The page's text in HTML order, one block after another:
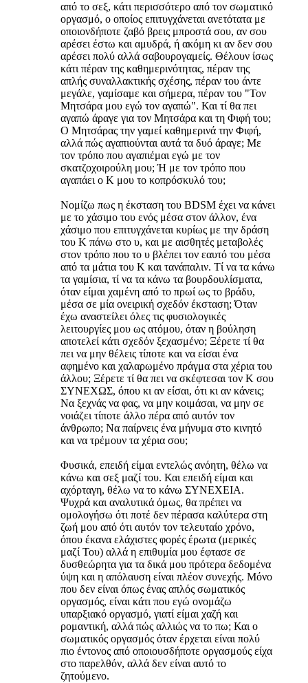
από το σεξ, κάτι περισσότερο από τον σωματικό
οργασμό, ο οποίος επιτυγχάνεται ανετότατα με
οποιονδήποτε ζαβό βρεις μπροστά σου, αν σου
αρέσει έστω και αμυδρά, ή ακόμη κι αν δεν σου
αρέσει πολύ αλλά σαβουρογαμείς. Θέλουν ίσως
κάτι πέραν της καθημερινότητας, πέραν της
απλής συναλλακτικής σχέσης, πέραν του άντε
μεγάλε, γαμίσαμε και σήμερα, πέραν του "Τον
Μητσάρα μου εγώ τον αγαπώ". Και τί θα πει
αγαπώ άραγε για τον Μητσάρα και τη Φιφή του;
Ο Μητσάρας την γαμεί καθημερινά την Φιφή,
αλλά πώς αγαπιούνται αυτά τα δυό άραγε; Με
τον τρόπο που αγαπιέμαι εγώ με τον
σκατζοχοιρούλη μου; Ή με τον τρόπο που
αγαπάει ο Κ μου το κοπρόσκυλό του;
Νομίζω πως η έκσταση του BDSM έχει να κάνει
με το χάσιμο του ενός μέσα στον άλλον, ένα
χάσιμο που επιτυγχάνεται κυρίως με την δράση
του Κ πάνω στο υ, και με αισθητές μεταβολές
στον τρόπο που το υ βλέπει τον εαυτό του μέσα
από τα μάτια του Κ και τανάπαλιν. Τί να τα κάνω
τα γαμίσια, τί να τα κάνω τα βουρδουλίσματα,
όταν είμαι χαμένη από το πρωί ως το βράδυ,
μέσα σε μία ονειρική σχεδόν έκσταση; Όταν
έχω αναστείλει όλες τις φυσιολογικές
λειτουργίες μου ως ατόμου, όταν η βούληση
αποτελεί κάτι σχεδόν ξεχασμένο; Ξέρετε τί θα
πει να μην θέλεις τίποτε και να είσαι ένα
αφημένο και χαλαρωμένο πράγμα στα χέρια του
άλλου; Ξέρετε τί θα πει να σκέφτεσαι τον Κ σου
ΣΥΝΕΧΩΣ, όπου κι αν είσαι, ότι κι αν κάνεις;
Να ξεχνάς να φας, να μην κοιμάσαι, να μην σε
νοιάζει τίποτε άλλο πέρα από αυτόν τον
άνθρωπο; Να παίρνεις ένα μήνυμα στο κινητό
και να τρέμουν τα χέρια σου;
Φυσικά, επειδή είμαι εντελώς ανόητη, θέλω να
κάνω και σεξ μαζί του. Και επειδή είμαι και
αχόρταγη, θέλω να το κάνω ΣΥΝΕΧΕΙΑ.
Ψυχρά και αναλυτικά όμως, θα πρέπει να
ομολογήσω ότι ποτέ δεν πέρασα καλύτερα στη
ζωή μου από ότι αυτόν τον τελευταίο χρόνο,
όπου έκανα ελάχιστες φορές έρωτα (μερικές
μαζί Του) αλλά η επιθυμία μου έφτασε σε
δυσθεώρητα για τα δικά μου πρότερα δεδομένα
ύψη και η απόλαυση είναι πλέον συνεχής. Μόνο
που δεν είναι όπως ένας απλός σωματικός
οργασμός, είναι κάτι που εγώ ονομάζω
υπαρξιακό οργασμό, γιατί είμαι χαζή και
ρομαντική, αλλά πώς αλλιώς να το πω; Και ο
σωματικός οργασμός όταν έρχεται είναι πολύ
πιο έντονος από οποιουσδήποτε οργασμούς είχα
στο παρελθόν, αλλά δεν είναι αυτό το
ζητούμενο.